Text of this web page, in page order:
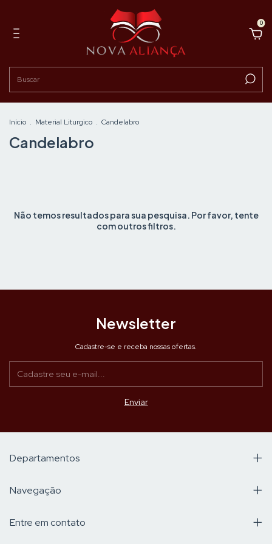
0
Início . Material Liturgico . Candelabro
Candelabro
Não temos resultados para sua pesquisa. Por favor, tente
com outros filtros.
Newsletter
Cadastre-se e receba nossas ofertas.
Departamentos
Navegação
Entre em contato